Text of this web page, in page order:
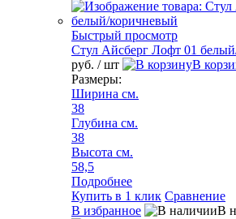
Быстрый просмотр
Стул Айсберг Лофт 01
руб. / шт
В
Размеры:
Ширина см.
38
Глубина см.
38
Высота см.
58,5
Подробнее
Купить в 1 клик Сравнение
В избранное
В